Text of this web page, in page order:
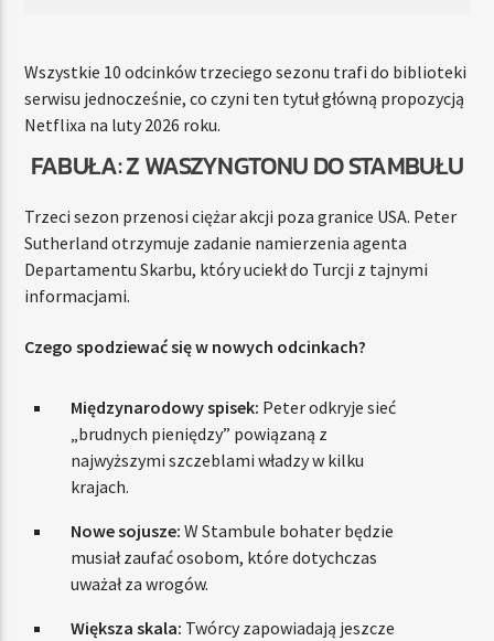
Wszystkie 10 odcinków trzeciego sezonu trafi do biblioteki
serwisu jednocześnie, co czyni ten tytuł główną propozycją
Netflixa na luty 2026 roku.
FABUŁA: Z WASZYNGTONU DO STAMBUŁU
Trzeci sezon przenosi ciężar akcji poza granice USA. Peter
Sutherland otrzymuje zadanie namierzenia agenta
Departamentu Skarbu, który uciekł do Turcji z tajnymi
informacjami.
Czego spodziewać się w nowych odcinkach?
Międzynarodowy spisek: Peter odkryje sieć
„brudnych pieniędzy” powiązaną z
najwyższymi szczeblami władzy w kilku
krajach.
Nowe sojusze: W Stambule bohater będzie
musiał zaufać osobom, które dotychczas
uważał za wrogów.
Większa skala: Twórcy zapowiadają jeszcze